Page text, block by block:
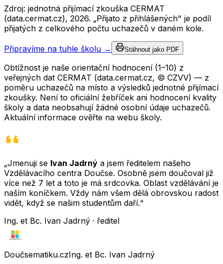
Zdroj: jednotná přijímací zkouška CERMAT
(data.cermat.cz), 2026. „Přijato z přihlášených" je podíl
přijatých z celkového počtu uchazečů v daném kole.
Připravíme na tuhle školu → Stáhnout jako PDF
Obtížnost je naše orientační hodnocení (1–10) z
veřejných dat CERMAT (data.cermat.cz, © CZVV) — z
poměru uchazečů na místo a výsledků jednotné přijímací
zkoušky. Není to oficiální žebříček ani hodnocení kvality
školy a data neobsahují žádné osobní údaje uchazečů.
Aktuální informace ověřte na webu školy.
„Jmenuji se Ivan Jadrný a jsem ředitelem našeho
Vzdělávacího centra Doučse. Osobně jsem doučoval již
více než 7 let a toto je má srdcovka. Oblast vzdělávání je
naším koníčkem. Vždy nám všem dělá obrovskou radost
vidět, když se našim studentům daří.“
Ing. et Bc. Ivan Jadrný · ředitel
Doučsematiku.czIng. et Bc. Ivan Jadrný